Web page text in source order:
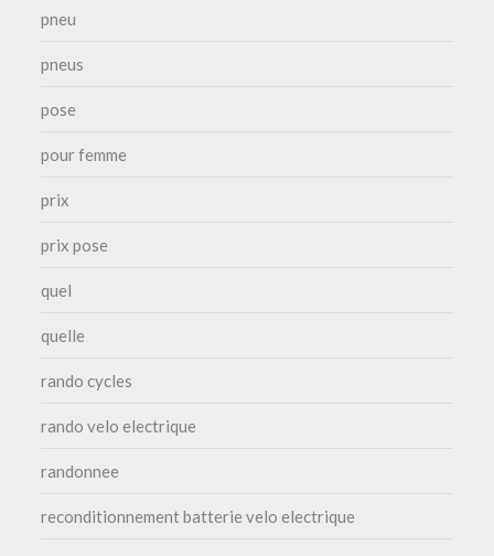
pneu
pneus
pose
pour femme
prix
prix pose
quel
quelle
rando cycles
rando velo electrique
randonnee
reconditionnement batterie velo electrique